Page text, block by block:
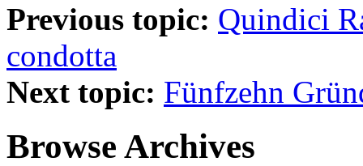
Previous topic: Quindici
condotta
Next topic: Fünfzehn
Browse Archives